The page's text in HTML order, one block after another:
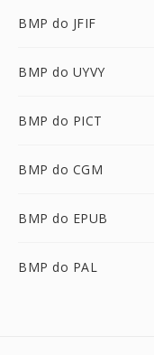
BMP do JFIF
BMP do UYVY
BMP do PICT
BMP do CGM
BMP do EPUB
BMP do PAL